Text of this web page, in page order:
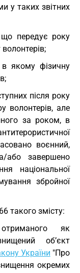
у таких звітних
що передує року
в якому фізичну
після року
волонтерів, але
за роком, в
воєнний,
або завершено
національної
збройної
такого змісту:
як
об’єкт
України "Про
окремих